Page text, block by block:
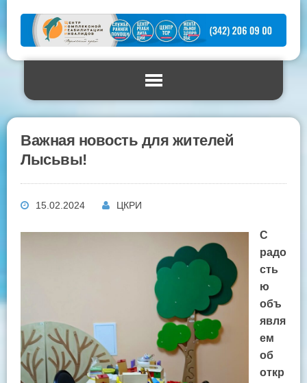
Важная новость для жителей
Лысьвы!
15.02.2024 ЦКРИ
С
радо
сть
ю
объ
явля
ем
об
откр